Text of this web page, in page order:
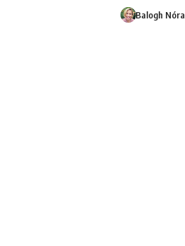
Balogh Nóra